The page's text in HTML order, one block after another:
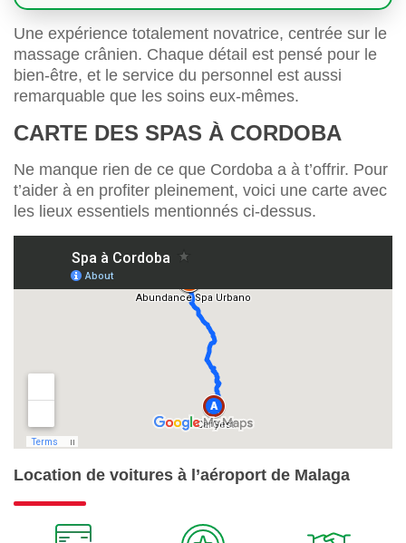
Une expérience totalement novatrice, centrée sur le
massage crânien. Chaque détail est pensé pour le
bien-être, et le service du personnel est aussi
remarquable que les soins eux-mêmes.
CARTE DES SPAS À CORDOBA
Ne manque rien de ce que Cordoba a à t’offrir. Pour
t’aider à en profiter pleinement, voici une carte avec
les lieux essentiels mentionnés ci-dessus.
Location de voitures à l’aéroport de Malaga